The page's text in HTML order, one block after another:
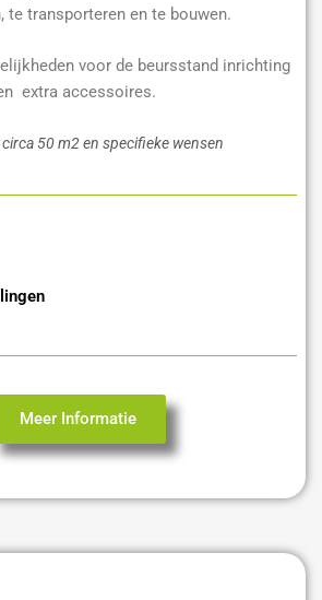
te transporteren en te bouwen.
voor de beursstand inrichting
extra accessoires.
50 m2 en specifieke wensen
Meer Informatie